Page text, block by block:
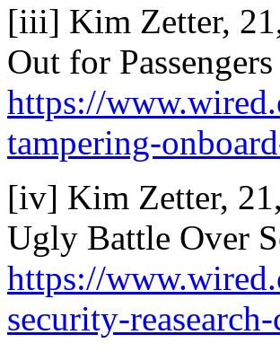
[iii] Kim Zetter,
Out for
https://
tampering-
[iv] Kim Zetter,
Ugly Battle Over
https://
security-